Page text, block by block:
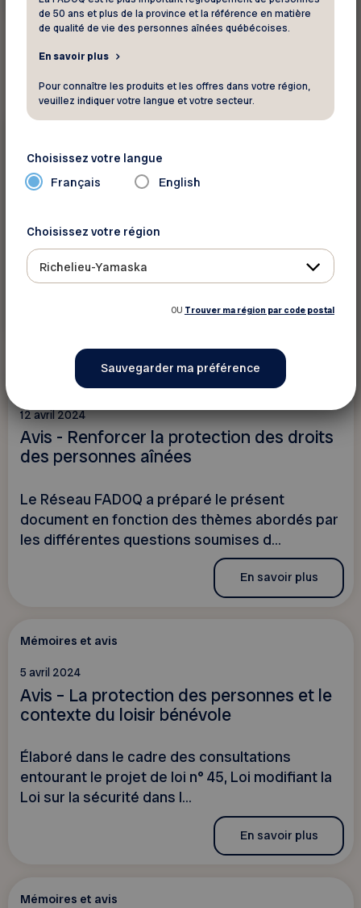
Mémoires et avis
11 septembre 2024
Mémoire – Le décloisonnement des
Préparé dans le cadre du dépôt du projet de loi
67, Loi modifiant le Code des professions pour
la modernisation du sy...
En savoir plus
Mémoires et avis
12 avril 2024
Avis - Renforcer la protection des droits
des personnes aînées
Le Réseau FADOQ a préparé le présent
document en fonction des thèmes abordés par
les différentes questions soumises d...
En savoir plus
Mémoires et avis
5 avril 2024
Avis – La protection des personnes et le
contexte du loisir bénévole
Élaboré dans le cadre des consultations
entourant le projet de loi n° 45, Loi modifiant la
Loi sur la sécurité dans l...
En savoir plus
Mémoires et avis
de 50 ans et plus de la province et la référence en matière
de qualité de vie des personnes aînées québécoises.
En savoir plus
Pour connaître les produits et les offres dans votre région,
veuillez indiquer votre langue et votre secteur.
Choisissez votre langue
Français English
Choisissez votre région
Richelieu-Yamaska
OU Trouver ma région par code postal